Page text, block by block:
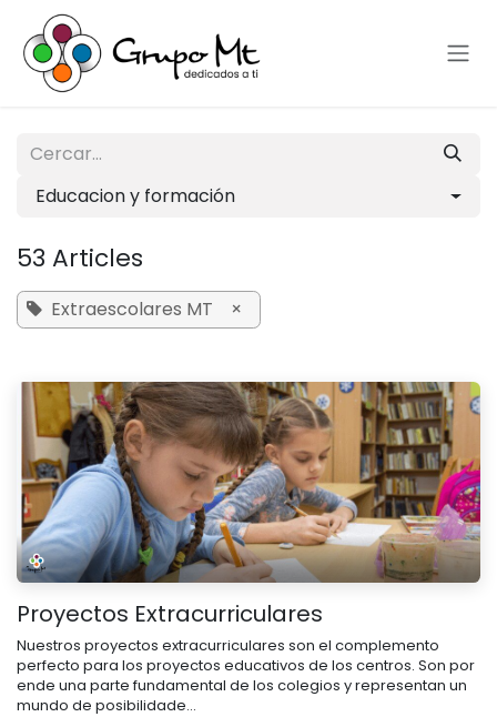
Skip to Content
Educacion y formación
53 Articles
Extraescolares MT ×
Proyectos Extracurriculares
Nuestros proyectos extracurriculares son el complemento
perfecto para los proyectos educativos de los centros. Son por
ende una parte fundamental de los colegios y representan un
mundo de posibilidade...